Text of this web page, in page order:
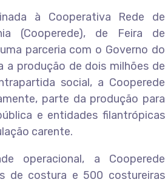
à Cooperativa Rede de
(Cooperede), de Feira de
parceria com o Governo do
a produção de dois milhões de
social, a Cooperede
parte da produção para
e entidades filantrópicas
carente.
operacional, a Cooperede
de costura e 500 costureiras